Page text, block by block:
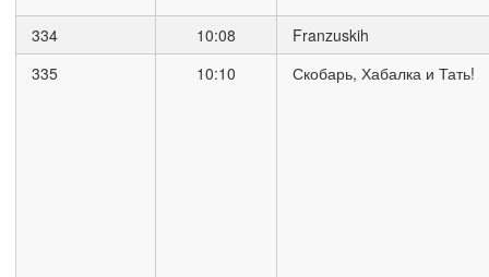
334 10:08
Franzuskih
335
10:10 Скобарь, Хабалка и Тать!